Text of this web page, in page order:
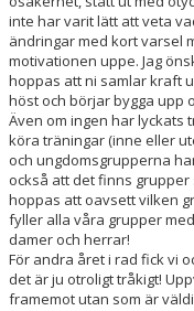
inte har varit lätt att veta
ändringar med kort varsel
motivationen uppe. Jag
hoppas att ni samlar kraft
höst och börjar bygga upp
Även om ingen har lyckats
köra träningar (inne eller
och ungdomsgrupperna
också att det finns
hoppas att oavsett vilken
fyller alla våra grupper
damer och herrar!
För andra året i rad fick vi
det är ju otroligt tråkigt!
framemot utan som är